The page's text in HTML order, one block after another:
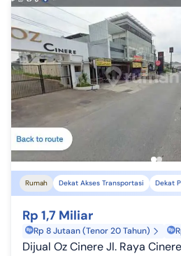
Rumah Dekat Akses Transportasi Dekat
Rp 1,7 Miliar
Rp 8 Jutaan (Tenor 20 Tahun)
Dijual Oz Cinere Jl. Raya Cinere